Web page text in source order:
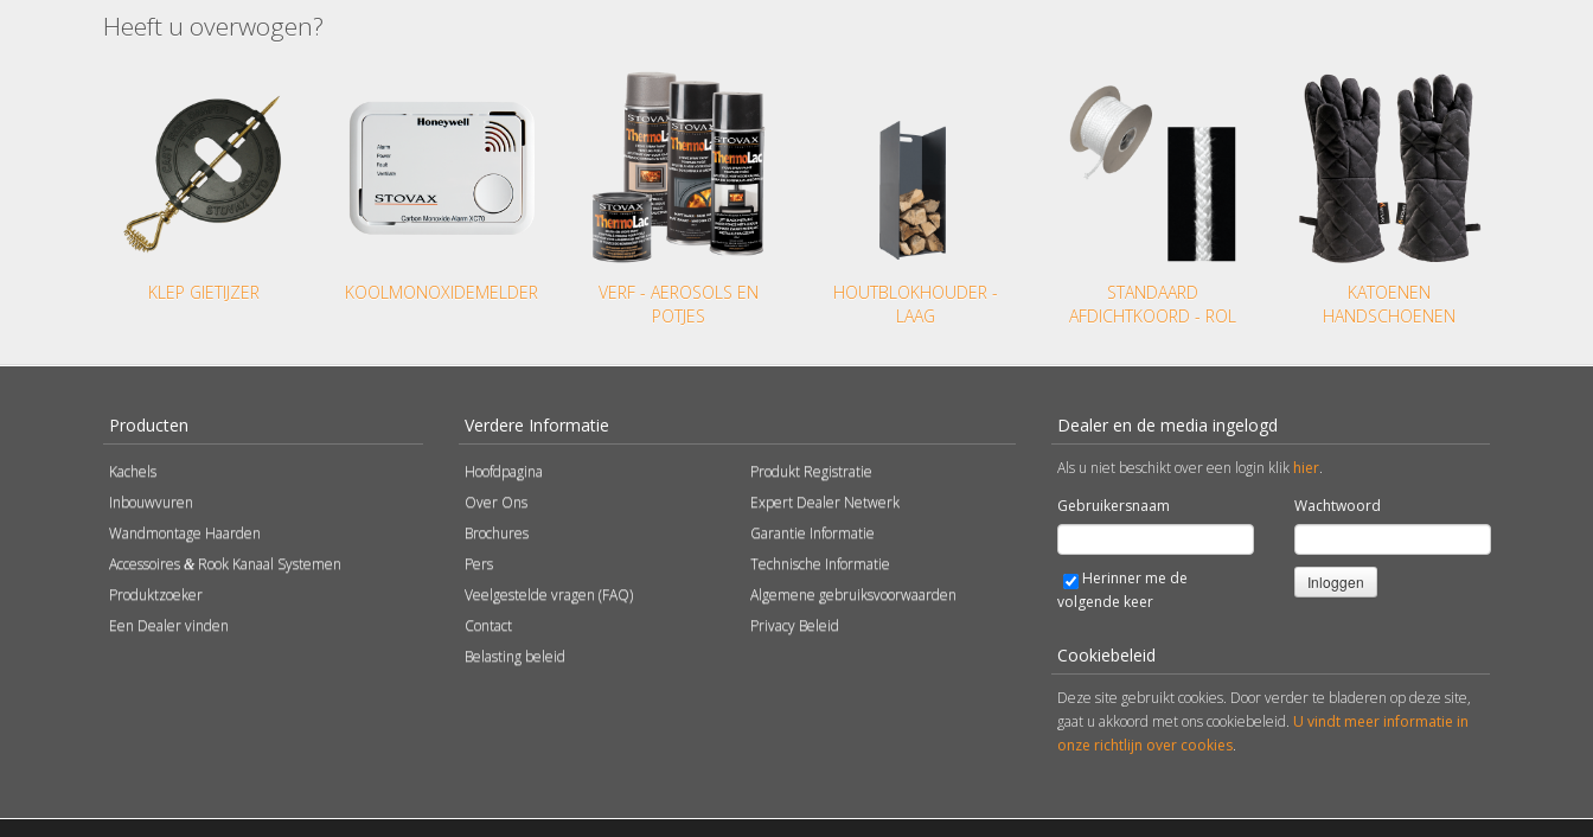
Heeft u overwogen?
KLEP GIETIJZER KOOLMONOXIDEMELDER
VERF - AEROSOLS EN
POTJES
HOUTBLOKHOUDER -
LAAG
STANDAARD
AFDICHTKOORD - ROL
KATOENEN
HANDSCHOENEN
Producten
Kachels
Inbouwvuren
Wandmontage Haarden
Accessoires & Rook Kanaal Systemen
Produktzoeker
Een Dealer vinden
Verdere Informatie
Hoofdpagina
Over Ons
Brochures
Pers
Veelgestelde vragen (FAQ)
Contact
Belasting beleid
Produkt Registratie
Expert Dealer Netwerk
Garantie Informatie
Technische Informatie
Algemene gebruiksvoorwaarden
Privacy Beleid
Dealer en de media ingelogd
Als u niet beschikt over een login klik hier.
Gebruikersnaam
Wachtwoord
Herinner me de
volgende keer
Inloggen
Cookiebeleid
Deze site gebruikt cookies. Door verder te bladeren op deze site,
gaat u akkoord met ons cookiebeleid. U vindt meer informatie in
onze richtlijn over cookies.